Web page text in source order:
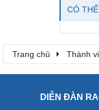
CÓ
Trang chủ Thành
DIỄN ĐÀN